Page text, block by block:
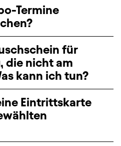
Termine
für
die nicht am
kann ich tun?
Eintrittskarte